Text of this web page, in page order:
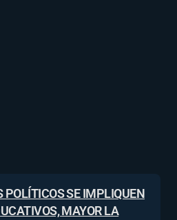
POLÍTICOS SE IMPLIQUEN
MAYOR LA